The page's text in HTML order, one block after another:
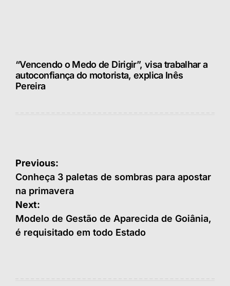
“Vencendo o Medo de Dirigir”, visa trabalhar a
autoconfiança do motorista, explica Inês
Pereira
Navegação
de
Post
Previous:
Conheça 3 paletas de sombras para apostar
na primavera
Next:
Modelo de Gestão de Aparecida de Goiânia,
é requisitado em todo Estado